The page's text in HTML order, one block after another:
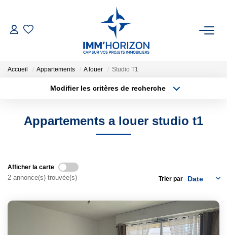
ACHETER
FAIRE GÉRER
Qui Sommes-Nous
Accueil Appartements A louer Studio T1
Modifier les critères de recherche
Sélectionnez...
Type de bien
Créer une alerte
Appartements a louer studio t1
Afficher la carte
2 annonce(s) trouvée(s) Trier par